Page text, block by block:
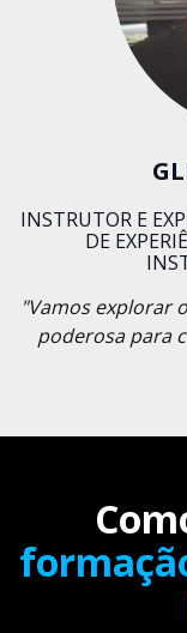
INSTRUTOR E
DE
"Vamos explorar
poderosa para